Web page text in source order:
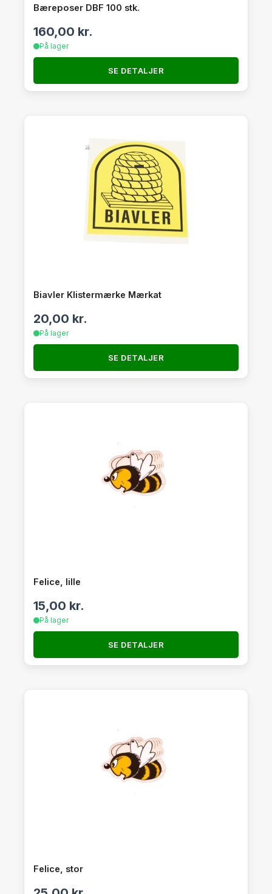
Bæreposer DBF 100 stk.
160,00 kr.
På lager
SE DETALJER
Biavler Klistermærke Mærkat
20,00 kr.
På lager
SE DETALJER
Felice, lille
15,00 kr.
På lager
SE DETALJER
Felice, stor